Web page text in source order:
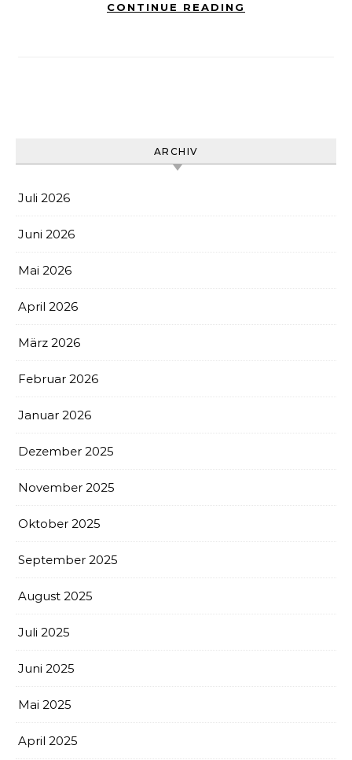
CONTINUE READING
ARCHIV
Juli 2026
Juni 2026
Mai 2026
April 2026
März 2026
Februar 2026
Januar 2026
Dezember 2025
November 2025
Oktober 2025
September 2025
August 2025
Juli 2025
Juni 2025
Mai 2025
April 2025